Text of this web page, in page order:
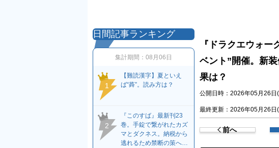
『ドラクエウォ
ベント”開催。新
果は？
公開日時：2026年05月26日
最終更新：2026年05月26日
前へ
日間記事ランキング
集計期間： 08月06日
1
【難読漢字】夏といえ
ば“蕣”。読み方は？
2
『このすば』最新刊23
巻。手錠で繋がれたカズ
マとダクネス。納税から
逃れるため禁断の策へ…